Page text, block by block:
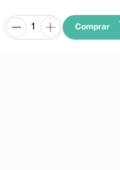
Comprar